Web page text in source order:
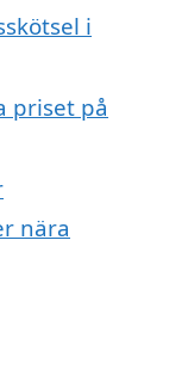
i
priset på
nära